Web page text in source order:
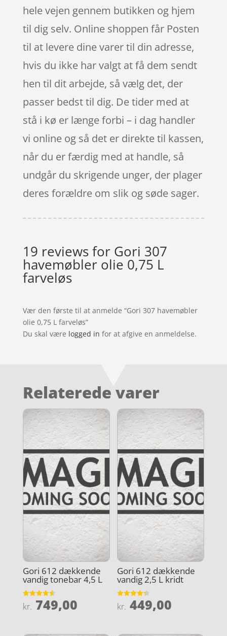
hele vejen gennem butikken og hjem
til dig selv. Online shoppen får Posten
til at levere dine varer til din adresse,
hvis du ikke har valgt at få dem sendt
hen til dit arbejde, så vælg det, der
passer bedst til dig. De tider med at
stå i kø er længe forbi – i dag handler
vi online og så det er direkte til kassen,
når du er færdig med at handle, så
undgår du skrigende unger, der plager
deres forældre om slik og søde sager.
19 reviews for Gori 307
havemøbler olie 0,75 L
farveløs
Vær den første til at anmelde “Gori 307 havemøbler
olie 0,75 L farveløs”
Du skal være logged in for at afgive en anmeldelse.
Relaterede varer
Gori 612 dækkende
vandig tonebar 4,5 L
Vurderet
4.6
kr. 749,00
Gori 612 dækkende
vandig 2,5 L kridt
Vurderet
4.3
kr. 449,00